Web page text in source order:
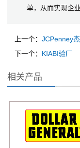
单，从而实现企
上一个： JCPenney
下一个： KIABI验厂
相关产品